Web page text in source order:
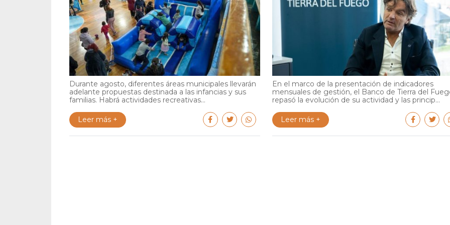
Durante agosto, diferentes áreas municipales llevarán
adelante propuestas destinada a las infancias y sus
familias. Habrá actividades recreativas...
Leer más +
En el marco de la presentación de indicadores
mensuales de gestión, el Banco de Tierra del
repasó la evolución de su actividad y las princip...
Leer más +